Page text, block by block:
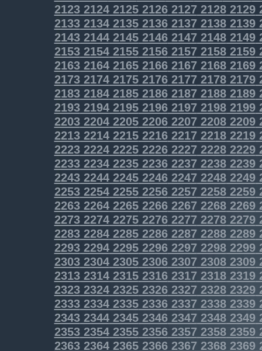
2123212421252126212721282129
2133213421352136213721382139
2143214421452146214721482149
2153215421552156215721582159
2163216421652166216721682169
2173217421752176217721782179
2183218421852186218721882189
2193219421952196219721982199
2203220422052206220722082209
2213221422152216221722182219
2223222422252226222722282229
2233223422352236223722382239
2243224422452246224722482249
2253225422552256225722582259
22632264226522662267 22682269
2273227422752276227722782279
22832284228522862287 22882289
22932294229522962297 22982299
23032304230523062307 23082309
2313231423152316231723182319
23232324232523262327 23282329
23332334233523362337 23382339
23432344234523462347 23482349
23532354235523562357 23582359
23632364236523662367 23682369